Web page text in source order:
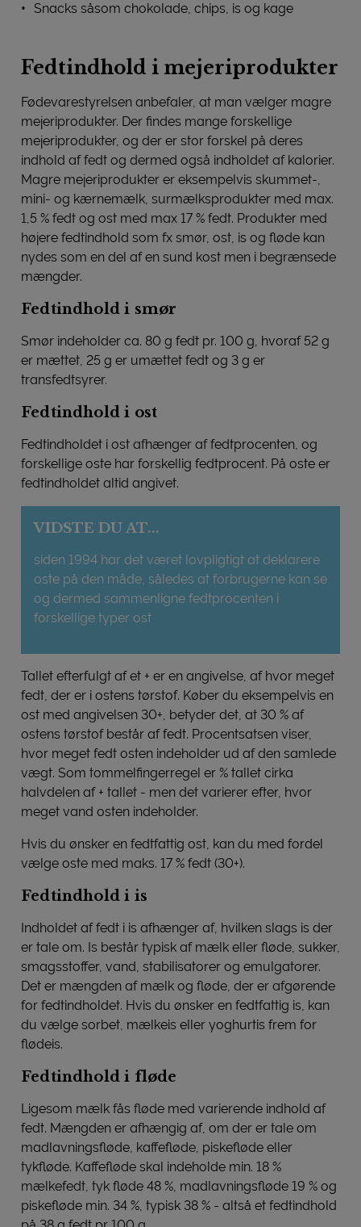
Snacks såsom chokolade, chips, is og kage
Fedtindhold i mejeriprodukter
Fødevarestyrelsen anbefaler, at man vælger magre
mejeriprodukter. Der findes mange forskellige
mejeriprodukter, og der er stor forskel på deres
indhold af fedt og dermed også indholdet af kalorier.
Magre mejeriprodukter er eksempelvis skummet-,
mini- og kærnemælk, surmælksprodukter med max.
1,5 % fedt og ost med max 17 % fedt. Produkter med
højere fedtindhold som fx smør, ost, is og fløde kan
nydes som en del af en sund kost men i begrænsede
mængder.
Fedtindhold i smør
Smør indeholder ca. 80 g fedt pr. 100 g, hvoraf 52 g
er mættet, 25 g er umættet fedt og 3 g er
transfedtsyrer.
Fedtindhold i ost
Fedtindholdet i ost afhænger af fedtprocenten, og
forskellige oste har forskellig fedtprocent. På oste er
fedtindholdet altid angivet.
VIDSTE DU AT...
siden 1994 har det været lovpligtigt at deklarere
oste på den måde, således at forbrugerne kan se
og dermed sammenligne fedtprocenten i
forskellige typer ost
Tallet efterfulgt af et + er en angivelse, af hvor meget
fedt, der er i ostens tørstof. Køber du eksempelvis en
ost med angivelsen 30+, betyder det, at 30 % af
ostens tørstof består af fedt. Procentsatsen viser,
hvor meget fedt osten indeholder ud af den samlede
vægt. Som tommelfingerregel er % tallet cirka
halvdelen af + tallet - men det varierer efter, hvor
meget vand osten indeholder.
Hvis du ønsker en fedtfattig ost, kan du med fordel
vælge oste med maks. 17 % fedt (30+).
Fedtindhold i is
Indholdet af fedt i is afhænger af, hvilken slags is der
er tale om. Is består typisk af mælk eller fløde, sukker,
smagsstoffer, vand, stabilisatorer og emulgatorer.
Det er mængden af mælk og fløde, der er afgørende
for fedtindholdet. Hvis du ønsker en fedtfattig is, kan
du vælge sorbet, mælkeis eller yoghurtis frem for
flødeis.
Fedtindhold i fløde
Ligesom mælk fås fløde med varierende indhold af
fedt. Mængden er afhængig af, om der er tale om
madlavningsfløde, kaffefløde, piskefløde eller
tykfløde. Kaffefløde skal indeholde min. 18 %
mælkefedt, tyk fløde 48 %, madlavningsfløde 19 % og
piskefløde min. 34 %, typisk 38 % - altså et fedtindhold